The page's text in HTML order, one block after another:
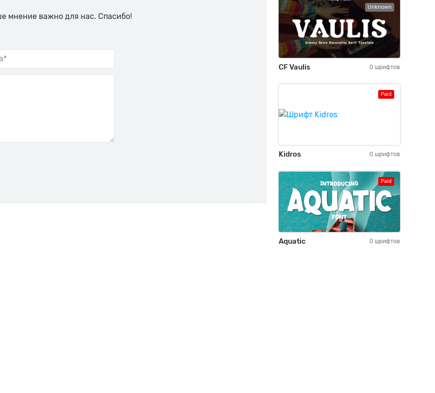
мнение важно для нас. Спасибо!
Unknown
CF Vaulis 0 шрифтов
Paid
Kidros 0 шрифтов
Paid
Aquatic 0 шрифтов